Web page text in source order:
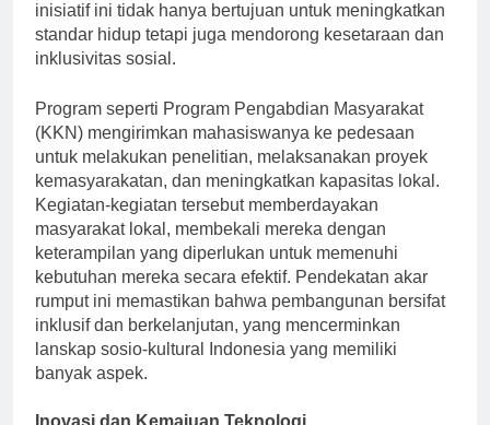
inisiatif ini tidak hanya bertujuan untuk meningkatkan
standar hidup tetapi juga mendorong kesetaraan dan
inklusivitas sosial.
Program seperti Program Pengabdian Masyarakat
(KKN) mengirimkan mahasiswanya ke pedesaan
untuk melakukan penelitian, melaksanakan proyek
kemasyarakatan, dan meningkatkan kapasitas lokal.
Kegiatan-kegiatan tersebut memberdayakan
masyarakat lokal, membekali mereka dengan
keterampilan yang diperlukan untuk memenuhi
kebutuhan mereka secara efektif. Pendekatan akar
rumput ini memastikan bahwa pembangunan bersifat
inklusif dan berkelanjutan, yang mencerminkan
lanskap sosio-kultural Indonesia yang memiliki
banyak aspek.